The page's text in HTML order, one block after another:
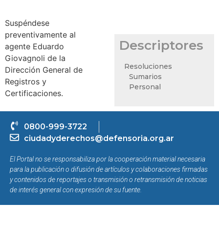
Suspéndese
preventivamente al
agente Eduardo
Giovagnoli de la
Dirección General de
Registros y
Certificaciones.
Descriptores
Resoluciones
Sumarios
Personal
0800-999-3722
ciudadyderechos@defensoria.org.ar
El Portal no se responsabiliza por la cooperación material necesaria
para la publicación o difusión de artículos y colaboraciones firmadas
y contenidos de reportajes o transmisión o retransmisión de noticias
de interés general con expresión de su fuente.